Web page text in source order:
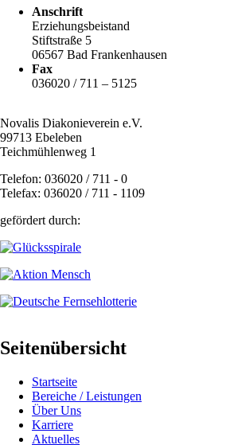
Anschrift
Erziehungsbeistand
Stiftstraße 5
06567 Bad Frankenhausen
Fax
036020 / 711 – 5125
Novalis Diakonieverein e.V.
99713 Ebeleben
Teichmühlenweg 1
Telefon: 036020 / 711 - 0
Telefax: 036020 / 711 - 1109
gefördert durch:
Seitenübersicht
Startseite
Bereiche / Leistungen
Über Uns
Karriere
Aktuelles